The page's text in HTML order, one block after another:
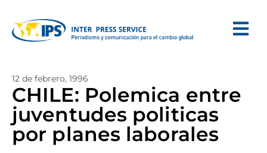
12 de febrero, 1996
CHILE: Polemica entre
juventudes politicas
por planes laborales